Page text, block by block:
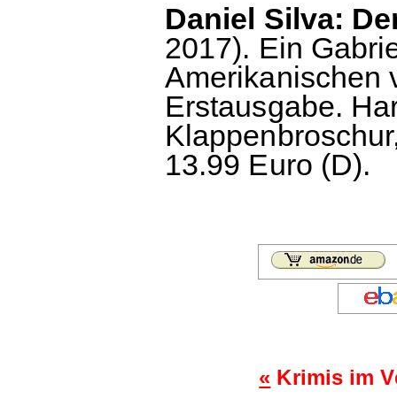
Daniel Silva:
2017). Ein
Amerikanischen
Erstausgabe.
13.99 Euro (D).
« Krimis im